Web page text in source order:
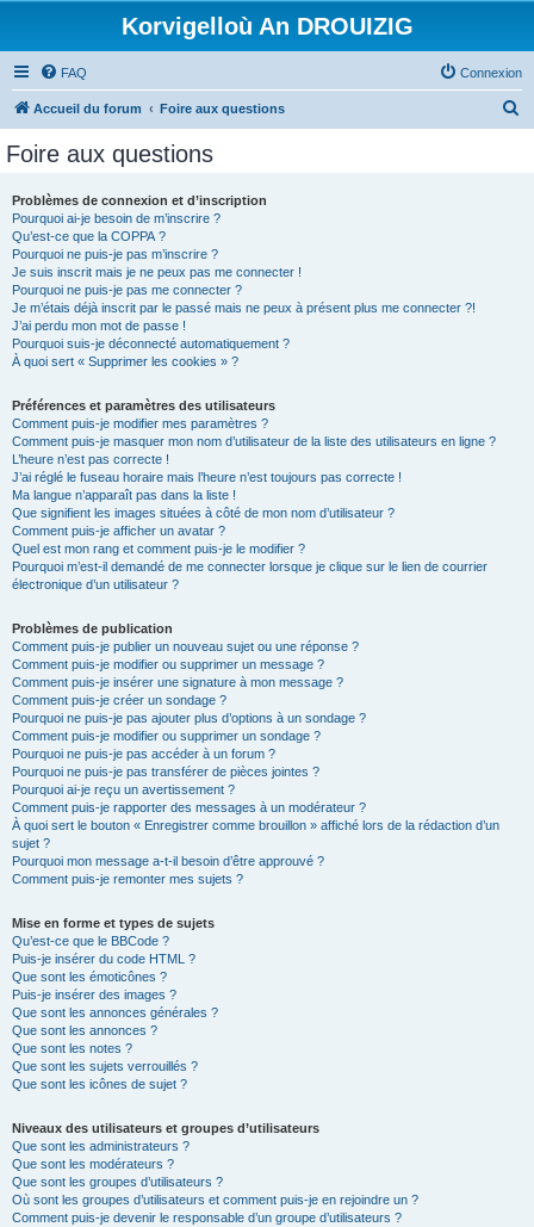
Korvigelloù An DROUIZIG
FAQ Connexion
Accueil du forum Foire aux questions
Foire aux questions
Problèmes de connexion et d’inscription
Pourquoi ai-je besoin de m’inscrire ?
Qu’est-ce que la COPPA ?
Pourquoi ne puis-je pas m’inscrire ?
Je suis inscrit mais je ne peux pas me connecter !
Pourquoi ne puis-je pas me connecter ?
Je m’étais déjà inscrit par le passé mais ne peux à présent plus me connecter ?!
J’ai perdu mon mot de passe !
Pourquoi suis-je déconnecté automatiquement ?
À quoi sert « Supprimer les cookies » ?
Préférences et paramètres des utilisateurs
Comment puis-je modifier mes paramètres ?
Comment puis-je masquer mon nom d’utilisateur de la liste des utilisateurs en ligne ?
L’heure n’est pas correcte !
J’ai réglé le fuseau horaire mais l’heure n’est toujours pas correcte !
Ma langue n’apparaît pas dans la liste !
Que signifient les images situées à côté de mon nom d’utilisateur ?
Comment puis-je afficher un avatar ?
Quel est mon rang et comment puis-je le modifier ?
Pourquoi m’est-il demandé de me connecter lorsque je clique sur le lien de courrier
électronique d’un utilisateur ?
Problèmes de publication
Comment puis-je publier un nouveau sujet ou une réponse ?
Comment puis-je modifier ou supprimer un message ?
Comment puis-je insérer une signature à mon message ?
Comment puis-je créer un sondage ?
Pourquoi ne puis-je pas ajouter plus d’options à un sondage ?
Comment puis-je modifier ou supprimer un sondage ?
Pourquoi ne puis-je pas accéder à un forum ?
Pourquoi ne puis-je pas transférer de pièces jointes ?
Pourquoi ai-je reçu un avertissement ?
Comment puis-je rapporter des messages à un modérateur ?
À quoi sert le bouton « Enregistrer comme brouillon » affiché lors de la rédaction d’un
sujet ?
Pourquoi mon message a-t-il besoin d’être approuvé ?
Comment puis-je remonter mes sujets ?
Mise en forme et types de sujets
Qu’est-ce que le BBCode ?
Puis-je insérer du code HTML ?
Que sont les émoticônes ?
Puis-je insérer des images ?
Que sont les annonces générales ?
Que sont les annonces ?
Que sont les notes ?
Que sont les sujets verrouillés ?
Que sont les icônes de sujet ?
Niveaux des utilisateurs et groupes d’utilisateurs
Que sont les administrateurs ?
Que sont les modérateurs ?
Que sont les groupes d’utilisateurs ?
Où sont les groupes d’utilisateurs et comment puis-je en rejoindre un ?
Comment puis-je devenir le responsable d’un groupe d’utilisateurs ?